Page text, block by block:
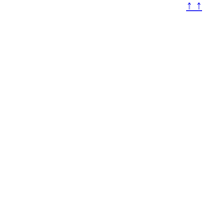
↑ ↑